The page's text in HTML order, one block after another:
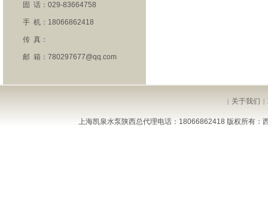
固 话：029-83664758
手 机：18066862418
传 真：
邮 箱：780297677@qq.com
| 关于我们 |
上海凯泉水泵陕西总代理电话：18066862418 版权所有